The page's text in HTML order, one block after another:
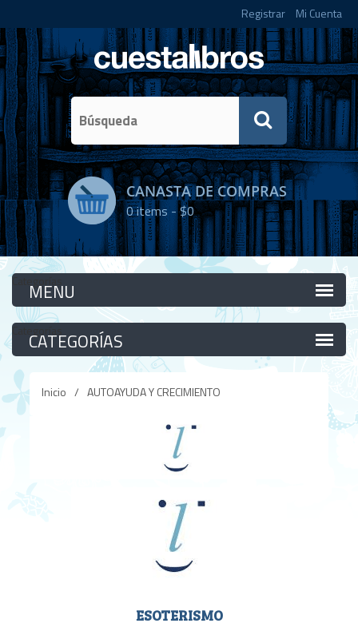
Registrar Mi Cuenta
CANASTA DE COMPRAS
0items -$0
Categorías
Categorías
Inicio / AUTOAYUDA Y CRECIMIENTO
ESOTERISMO